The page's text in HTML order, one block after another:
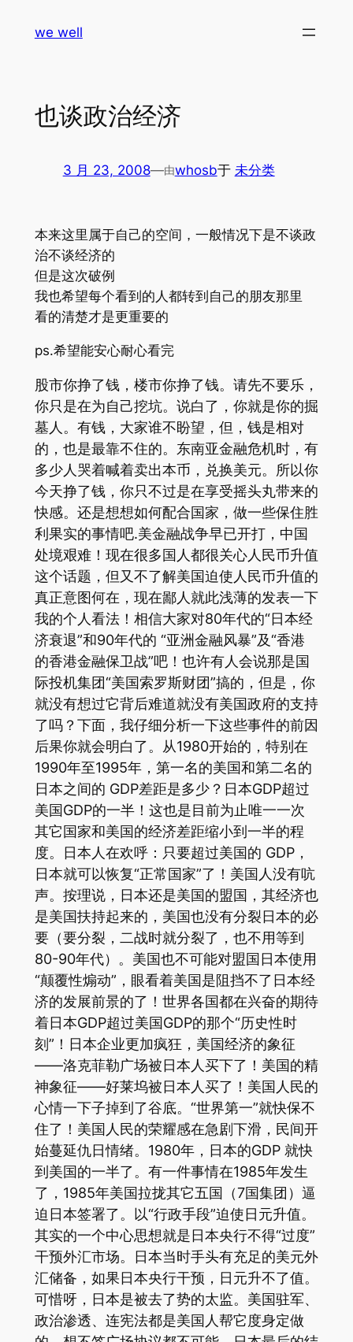
we well
也谈政治经济
3 月 23, 2008—由whosb于 未分类
本来这里属于自己的空间，一般情况下是不谈政
治不谈经济的
但是这次破例
我也希望每个看到的人都转到自己的朋友那里
看的清楚才是更重要的
ps.希望能安心耐心看完
股市你挣了钱，楼市你挣了钱。请先不要乐，
你只是在为自己挖坑。说白了，你就是你的掘
墓人。有钱，大家谁不盼望，但，钱是相对
的，也是最靠不住的。东南亚金融危机时，有
多少人哭着喊着卖出本币，兑换美元。所以你
今天挣了钱，你只不过是在享受摇头丸带来的
快感。还是想想如何配合国家，做一些保住胜
利果实的事情吧.美金融战争早已开打，中国
处境艰难！现在很多国人都很关心人民币升值
这个话题，但又不了解美国迫使人民币升值的
真正意图何在，现在鄙人就此浅薄的发表一下
我的个人看法！相信大家对80年代的“日本经
济衰退”和90年代的 “亚洲金融风暴”及“香港
的香港金融保卫战”吧！也许有人会说那是国
际投机集团“美国索罗斯财团”搞的，但是，你
就没有想过它背后难道就没有美国政府的支持
了吗？下面，我仔细分析一下这些事件的前因
后果你就会明白了。从1980开始的，特别在
1990年至1995年，第一名的美国和第二名的
日本之间的 GDP差距是多少？日本GDP超过
美国GDP的一半！这也是目前为止唯一一次
其它国家和美国的经济差距缩小到一半的程
度。日本人在欢呼：只要超过美国的 GDP，
日本就可以恢复“正常国家”了！美国人没有吭
声。按理说，日本还是美国的盟国，其经济也
是美国扶持起来的，美国也没有分裂日本的必
要（要分裂，二战时就分裂了，也不用等到
80-90年代）。美国也不可能对盟国日本使用
“颠覆性煽动”，眼看着美国是阻挡不了日本经
济的发展前景的了！世界各国都在兴奋的期待
着日本GDP超过美国GDP的那个“历史性时
刻”！日本企业更加疯狂，美国经济的象征
——洛克菲勒广场被日本人买下了！美国的精
神象征——好莱坞被日本人买了！美国人民的
心情一下子掉到了谷底。“世界第一”就快保不
住了！美国人民的荣耀感在急剧下滑，民间开
始蔓延仇日情绪。1980年，日本的GDP 就快
到美国的一半了。有一件事情在1985年发生
了，1985年美国拉拢其它五国（7国集团）逼
迫日本签署了。以“行政手段”迫使日元升值。
其实的一个中心思想就是日本央行不得“过度”
干预外汇市场。日本当时手头有充足的美元外
汇储备，如果日本央行干预，日元升不了值。
可惜呀，日本是被去了势的太监。美国驻军、
政治渗透、连宪法都是美国人帮它度身定做